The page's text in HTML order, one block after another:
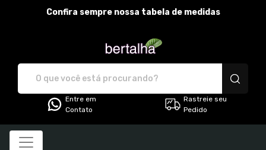
Confira sempre nossa tabela de medidas
Entre em
Contato
Rastreie seu
Pedido